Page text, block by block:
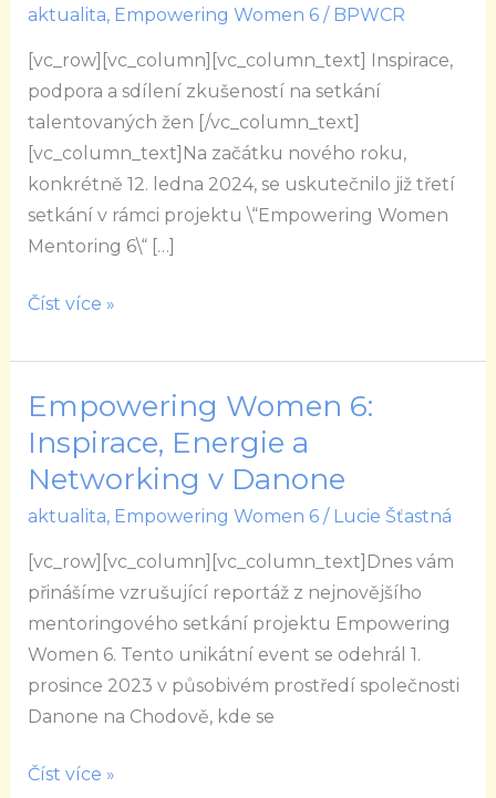
aktualita, Empowering Women 6/ BPWCR
[vc_row][vc_column][vc_column_text] Inspirace,
podpora a sdílení zkušeností na setkání
talentovaných žen [/vc_column_text]
[vc_column_text]Na začátku nového roku,
konkrétně 12. ledna 2024, se uskutečnilo již třetí
setkání v rámci projektu \“Empowering Women
Mentoring 6\“ […]
vzdělání
přerůstá
„hnutí“
vzájemné
podpory
Číst více »
Empowering Women 6:
Inspirace, Energie a
Networking v Danone
aktualita, Empowering Women 6/ Lucie Šťastná
[vc_row][vc_column][vc_column_text]Dnes vám
přinášíme vzrušující reportáž z nejnovějšího
mentoringového setkání projektu Empowering
Women 6. Tento unikátní event se odehrál 1.
prosince 2023 v působivém prostředí společnosti
Danone na Chodově, kde se
Empowering
Women
6:
Inspirace,
Energie
a
Networking
v
Danone
Číst více »